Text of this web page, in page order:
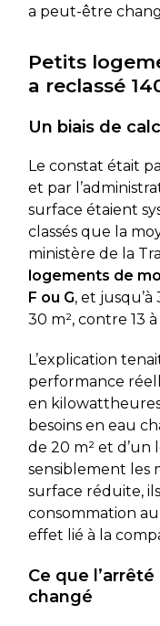
a peut-être
Petits
a reclassé
Un biais de
Le constat était
et par
surface étaient
classés que la
ministère de la
logements de
F ou G, et
30 m², contre 13
L’explication
performance
en
besoins en eau
de 20 m² et d’un
sensiblement les
surface réduite,
consommation
effet lié à la
Ce que
changé